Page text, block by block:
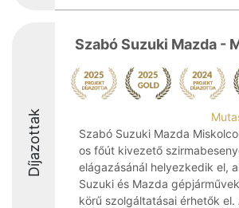
Díjazottak
Szabó Suzuki Mazda -
Szabó Suzuki Mazda
os főút kivezető
elágazásánál helyezkedik el,
Suzuki és Mazda
körű szolgáltatásai érhetők el.